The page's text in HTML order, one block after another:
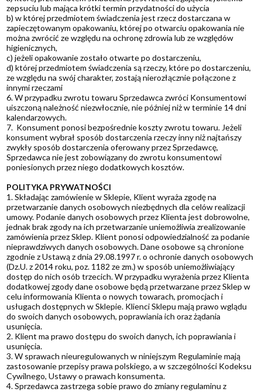
zepsuciu lub mająca krótki termin przydatności do użycia
b) w której przedmiotem świadczenia jest rzecz dostarczana w
zapieczętowanym opakowaniu, której po otwarciu opakowania nie
można zwrócić ze względu na ochronę zdrowia lub ze względów
higienicznych,
c) jeżeli opakowanie zostało otwarte po dostarczeniu,
d) której przedmiotem świadczenia są rzeczy, które po dostarczeniu,
ze względu na swój charakter, zostają nierozłącznie połączone z
innymi rzeczami
6. W przypadku zwrotu towaru Sprzedawca zwróci Konsumentowi
uiszczoną należność niezwłocznie, nie później niż w terminie 14 dni
kalendarzowych.
7. Konsument ponosi bezpośrednie koszty zwrotu towaru. Jeżeli
konsument wybrał sposób dostarczenia rzeczy inny niż najtańszy
zwykły sposób dostarczenia oferowany przez Sprzedawcę,
Sprzedawca nie jest zobowiązany do zwrotu konsumentowi
poniesionych przez niego dodatkowych kosztów.
POLITYKA PRYWATNOŚCI
1. Składając zamówienie w Sklepie, Klient wyraża zgodę na
przetwarzanie danych osobowych niezbędnych dla celów realizacji
umowy. Podanie danych osobowych przez Klienta jest dobrowolne,
jednak brak zgody na ich przetwarzanie uniemożliwia zrealizowanie
zamówienia przez Sklep. Klient ponosi odpowiedzialność za podanie
nieprawdziwych danych osobowych. Dane osobowe są chronione
zgodnie z Ustawą z dnia 29.08.1997 r. o ochronie danych osobowych
(Dz.U. z 2014 roku, poz. 1182 ze zm.) w sposób uniemożliwiający
dostęp do nich osób trzecich. W przypadku wyrażenia przez Klienta
dodatkowej zgody dane osobowe będą przetwarzane przez Sklep w
celu informowania Klienta o nowych towarach, promocjach i
usługach dostępnych w Sklepie. Klienci Sklepu mają prawo wglądu
do swoich danych osobowych, poprawiania ich oraz żądania
usunięcia.
2. Klient ma prawo dostępu do swoich danych, ich poprawiania i
usunięcia.
3. W sprawach nieuregulowanych w niniejszym Regulaminie mają
zastosowanie przepisy prawa polskiego, a w szczególności Kodeksu
Cywilnego, Ustawy o prawach konsumenta.
4. Sprzedawca zastrzega sobie prawo do zmiany regulaminu z